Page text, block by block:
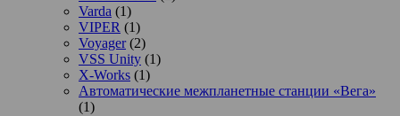
Varda (1)
VIPER (1)
Voyager(2)
VSS Unity (1)
X-Works (1)
Автоматические межпланетные станции «Вега»
(1)